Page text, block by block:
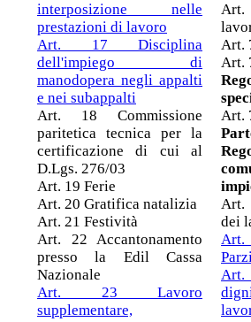
interposizione nelle
prestazioni di lavoro
Art. 17 Disciplina
dell'impiego di
manodopera negli appalti
e nei subappalti
Art. 18 Commissione
paritetica tecnica per la
certificazione di cui al
D.Lgs. 276/03
Art. 19 Ferie
Art. 20 Gratifica natalizia
Art. 21 Festività
Art. 22 Accantonamento
presso la Edil Cassa
Nazionale
Art. 23 Lavoro
supplementare,
Art.
Art.
Art.
Art.
dei
Art.